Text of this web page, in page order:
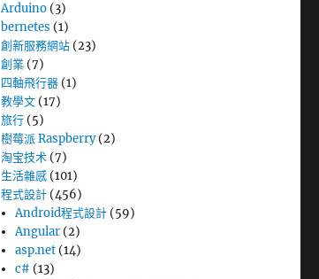
Arduino (3)
bernetes (1)
創新服務網站 (23)
創業 (7)
四軸飛行器 (1)
教學文 (17)
旅行 (5)
樹莓派 Raspberry(2)
淘宝技术 (7)
生活雜感 (101)
程式設計 (456)
Android程式設計 (59)
Angular (2)
asp.net (14)
c# (13)